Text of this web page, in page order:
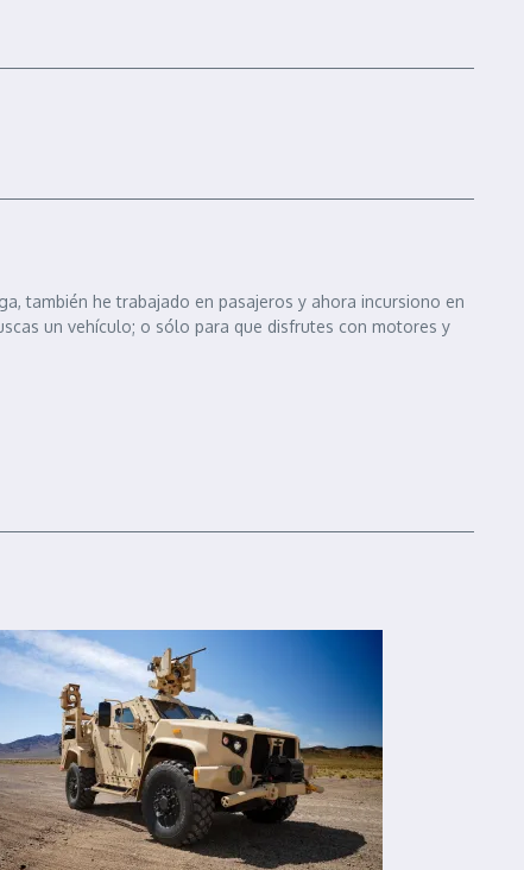
también he trabajado en pasajeros y ahora incursiono en
un vehículo; o sólo para que disfrutes con motores y